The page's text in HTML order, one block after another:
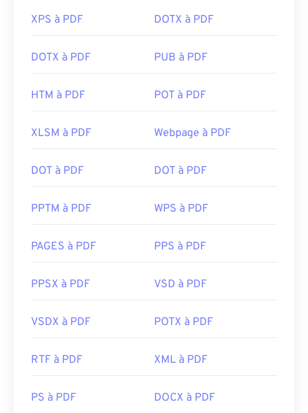
XPS à PDF DOTX à PDF
DOTX à PDF PUB à PDF
HTM à PDF POT à PDF
XLSM à PDF Webpage à PDF
DOT à PDF DOT à PDF
PPTM à PDF WPS à PDF
PAGES à PDF PPS à PDF
PPSX à PDF VSD à PDF
VSDX à PDF POTX à PDF
RTF à PDF XML à PDF
PS à PDF DOCX à PDF